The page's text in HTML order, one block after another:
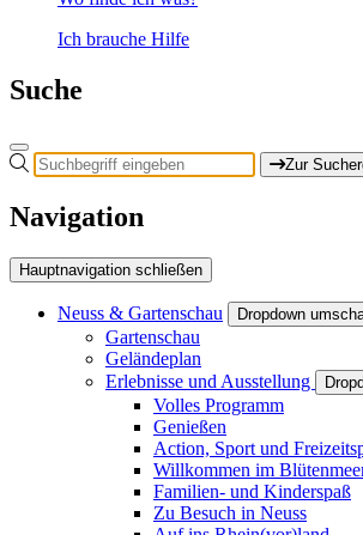
Ich brauche Hilfe
Suche
Zur
Navigation
Hauptnavigation schließen
Neuss & Gartenschau Dropdown
Gartenschau
Geländeplan
Erlebnisse und Ausstellung
Volles Programm
Genießen
Action, Sport und
Willkommen im
Familien- und Kinderspaß
Zu Besuch in Neuss